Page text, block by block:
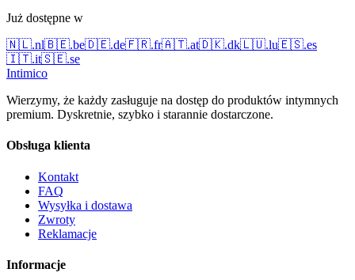
Już dostępne w
🇳🇱.nl🇧🇪.be🇩🇪.de🇫🇷.fr🇦🇹.at🇩🇰.dk🇱🇺.lu🇪🇸.es
🇮🇹.it🇸🇪.se
Intimico
Wierzymy, że każdy zasługuje na dostęp do produktów intymnych
premium. Dyskretnie, szybko i starannie dostarczone.
Obsługa klienta
Kontakt
FAQ
Wysyłka i dostawa
Zwroty
Reklamacje
Informacje